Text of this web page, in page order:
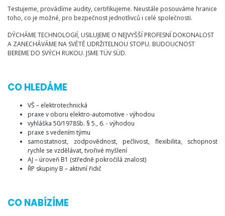
Testujeme, provádíme audity, certifikujeme. Neustále posouváme hranice
toho, co je možné, pro bezpečnost jednotlivců i celé společnosti.
DÝCHÁME TECHNOLOGIÍ, USILUJEME O NEJVYŠŠÍ PROFESNÍ DOKONALOST
A ZANECHÁVÁME NA SVĚTĚ UDRŽITELNOU STOPU. BUDOUCNOST
BEREME DO SVÝCH RUKOU. JSME TÜV SÜD.
CO HLEDÁME
VŠ – elektrotechnická
praxe v oboru elektro-automotive - výhodou
vyhláška 50/1978Sb. § 5., 6. - výhodou
praxe s vedením týmu
samostatnost, zodpovědnost, pečlivost, flexibilita, schopnost
rychle se vzdělávat, tvořivé myšlení
AJ – úroveň B1 (středně pokročilá znalost)
ŘP skupiny B – aktivní řidič
CO NABÍZÍME